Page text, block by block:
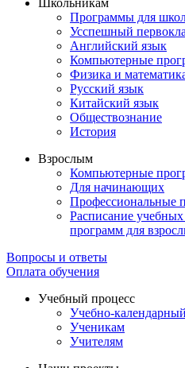
Школьникам
Программы для
Усспешный
Английский язык
Компьютерные
Физика и
Русский язык
Китайский язык
Обществознание
История
Взрослым
Компьютерные
Для начинающих
Профессиональные
Расписание
программ для
Вопросы и ответы
Оплата обучения
Учебный процесс
Учебно-
Ученикам
Учителям